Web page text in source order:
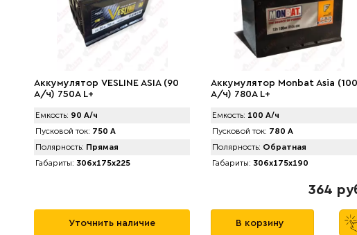
Аккумулятор VЕSLINE ASIA (90
А/ч) 750A L+
Емкость: 90 А/ч
Пусковой ток: 750 А
Полярность: Прямая
Габариты: 306x175x225
Уточнить наличие
Аккумулятор Monbat Asia (100
А/ч) 780A L+
Емкость: 100 А/ч
Пусковой ток: 780 А
Полярность: Обратная
Габариты: 306x175x190
364
В корзину